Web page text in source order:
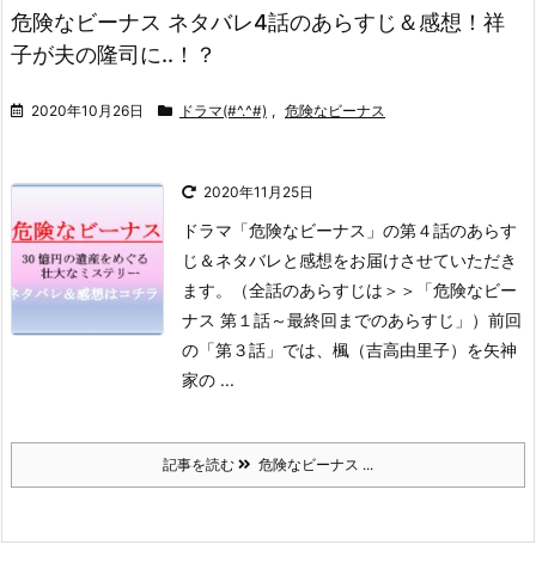
危険なビーナス ネタバレ4話のあらすじ＆感想！祥
子が夫の隆司に..！？
2020年10月26日 ドラマ(#^.^#) , 危険なビーナス
2020年11月25日
ドラマ「危険なビーナス」の第４話のあらす
じ＆ネタバレと感想をお届けさせていただき
ます。
（全話のあらすじは＞＞「危険なビー
ナス 第１話～最終回までのあらすじ」） 前回
の「第３話」では、楓（吉高由里子）を矢神
家の ...
記事を読む 危険なビーナス ...